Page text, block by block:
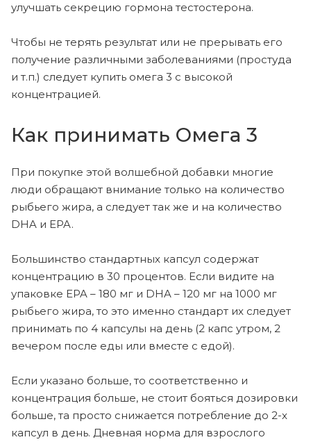
улучшать секрецию гормона тестостерона.
Чтобы не терять результат или не прерывать его
получение различными заболеваниями (простуда
и т.п.) следует купить омега 3 с высокой
концентрацией.
Как принимать Омега 3
При покупке этой волшебной добавки многие
люди обращают внимание только на количество
рыбьего жира, а следует так же и на количество
DHA и EPA.
Большинство стандартных капсул содержат
концентрацию в 30 процентов. Если видите на
упаковке EPA – 180 мг и DHA – 120 мг на 1000 мг
рыбьего жира, то это именно стандарт их следует
принимать по 4 капсулы на день (2 капс утром, 2
вечером после еды или вместе с едой).
Если указано больше, то соответственно и
концентрация больше, не стоит бояться дозировки
больше, та просто снижается потребление до 2-х
капсул в день. Дневная норма для взрослого